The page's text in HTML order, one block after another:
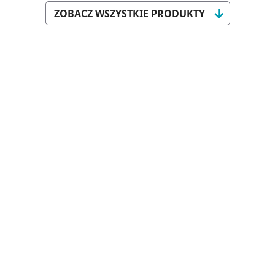
ZOBACZ WSZYSTKIE PRODUKTY